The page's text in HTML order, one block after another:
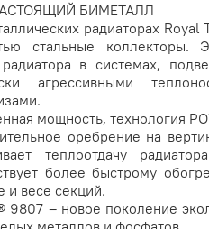
БИМЕТАЛЛ
радиаторах
стальные коллекторы.
радиатора в системах,
агрессивными
мощность, технология
оребрение на
теплоотдачу
более быстрому
и весе секций.
9807 – новое поколение